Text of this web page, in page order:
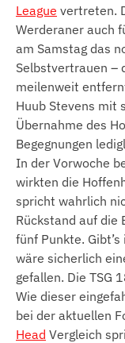
League vertreten.
Werderaner auch
am Samstag das
Selbstvertrauen –
meilenweit
Huub Stevens mit
Übernahme des
Begegnungen
In der Vorwoche
wirkten die
spricht wahrlich
Rückstand auf die
fünf Punkte.
wäre sicherlich
gefallen. Die TSG
Wie dieser
bei der aktuellen
Head Vergleich